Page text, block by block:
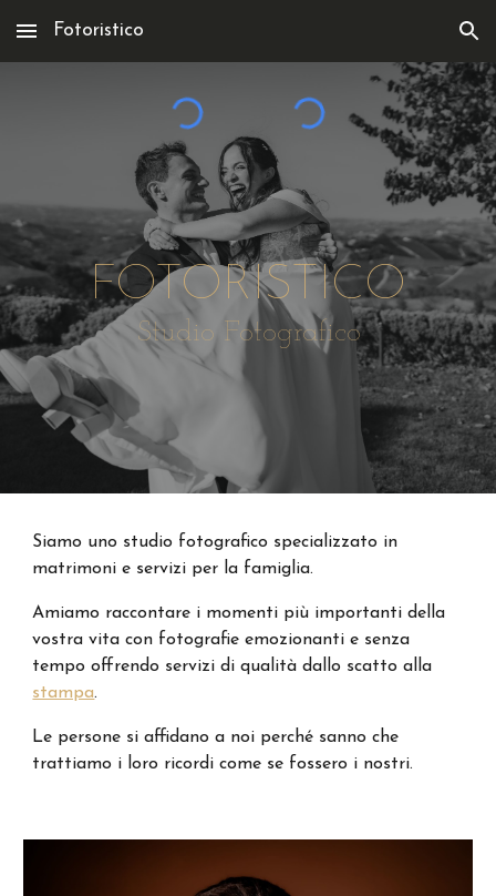
Skip to main content Skip to navigation
Fotoristico
FOTORISTICO
Studio Fotografico
Siamo uno studio fotografico specializzato in
matrimoni e servizi per la famiglia.
Amiamo raccontare i momenti più importanti della
vostra vita con fotografie emozionanti e senza
tempo offrendo servizi di qualità dallo scatto alla
stampa.
Le persone si affidano a noi perché sanno che
trattiamo i loro ricordi come se fossero i nostri.